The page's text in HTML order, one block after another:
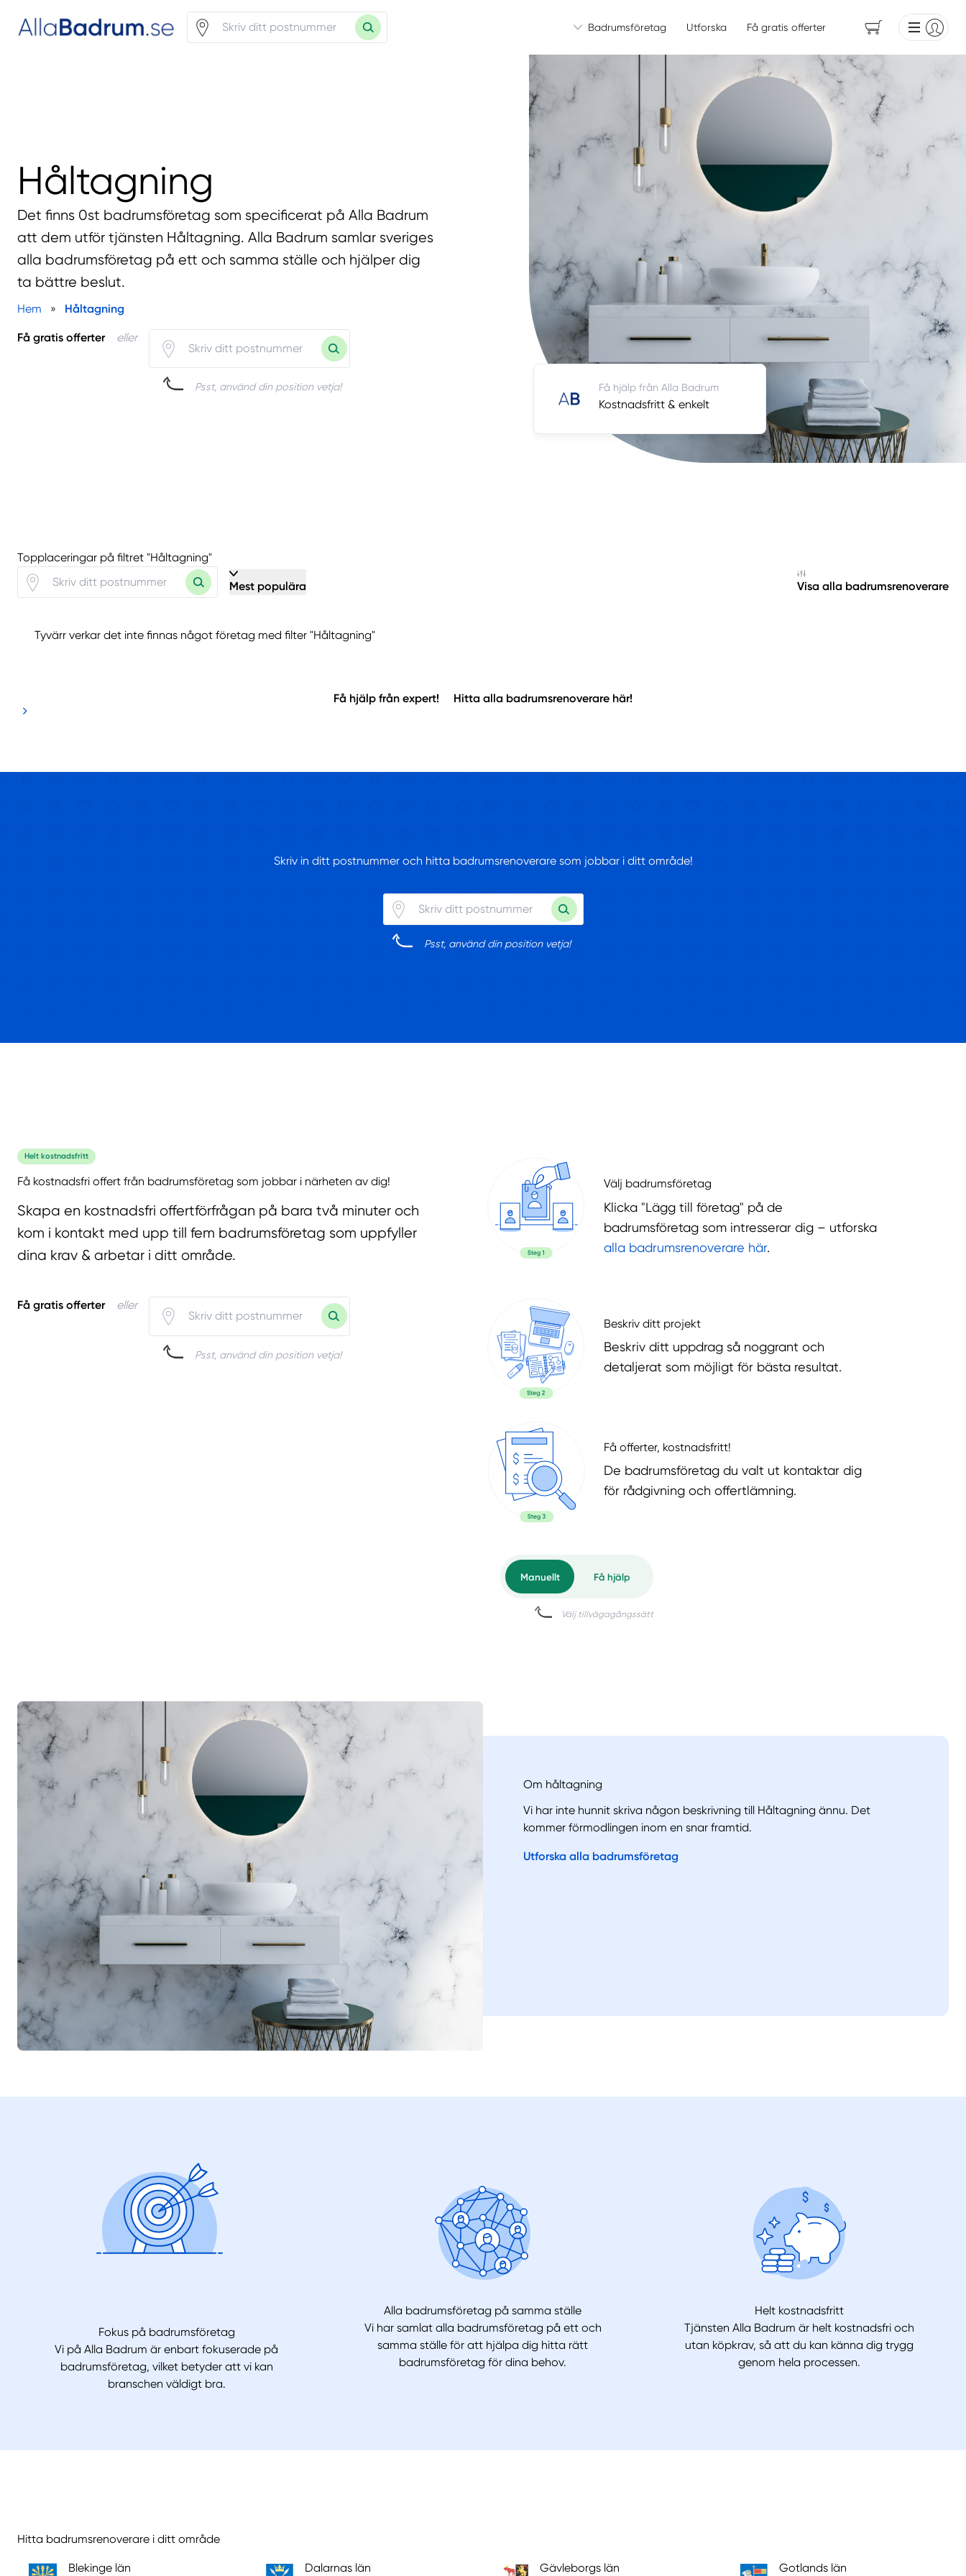
Badrumsföretag Utforska Få gratis offerter
Håltagning
Det finns 0st badrumsföretag som specificerat på Alla Badrum
att dem utför tjänsten Håltagning. Alla Badrum samlar sveriges
alla badrumsföretag på ett och samma ställe och hjälper dig
ta bättre beslut.
Hem » Håltagning
Få gratis offerter eller
Psst, använd din position vetja! Få hjälp från Alla Badrum
Kostnadsfritt & enkelt
Topplaceringar på filtret "Håltagning"
Mest populära Visa alla badrumsrenoverare
Tyvärr verkar det inte finnas något företag med filter "Håltagning"
Få hjälp från expert! Hitta alla badrumsrenoverare här!
Skriv in ditt postnummer och hitta badrumsrenoverare som jobbar i ditt område!
Psst, använd din position vetja!
Helt kostnadsfritt
Få kostnadsfri offert från badrumsföretag som jobbar i närheten av dig!
Skapa en kostnadsfri offertförfrågan på bara två minuter och
kom i kontakt med upp till fem badrumsföretag som uppfyller
dina krav & arbetar i ditt område.
Få gratis offerter eller
Psst, använd din position vetja!
Välj badrumsföretag
Klicka "Lägg till företag" på de
badrumsföretag som intresserar dig – utforska
alla badrumsrenoverare här.
Beskriv ditt projekt
Beskriv ditt uppdrag så noggrant och
detaljerat som möjligt för bästa resultat.
Få offerter, kostnadsfritt!
De badrumsföretag du valt ut kontaktar dig
för rådgivning och offertlämning.
Manuellt
Om håltagning
Vi har inte hunnit skriva någon beskrivning till Håltagning ännu. Det
kommer förmodlingen inom en snar framtid.
Utforska alla badrumsföretag
Fokus på badrumsföretag
Vi på Alla Badrum är enbart fokuserade på
badrumsföretag, vilket betyder att vi kan
branschen väldigt bra.
Alla badrumsföretag på samma ställe
Vi har samlat alla badrumsföretag på ett och
samma ställe för att hjälpa dig hitta rätt
badrumsföretag för dina behov.
Helt kostnadsfritt
Tjänsten Alla Badrum är helt kostnadsfri och
utan köpkrav, så att du kan känna dig trygg
genom hela processen.
Hitta badrumsrenoverare i ditt område
Blekinge län Dalarnas län Gävleborgs län Gotlands län